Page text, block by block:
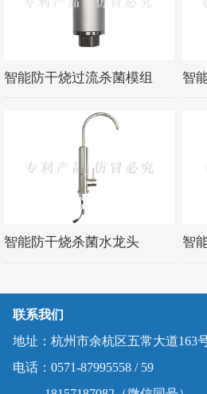
智能防干烧过流杀菌模组 智
智能防干烧杀菌水龙头 智
联系我们
地址：杭州市余杭区五常大道163
电话：0571-87995558 / 59